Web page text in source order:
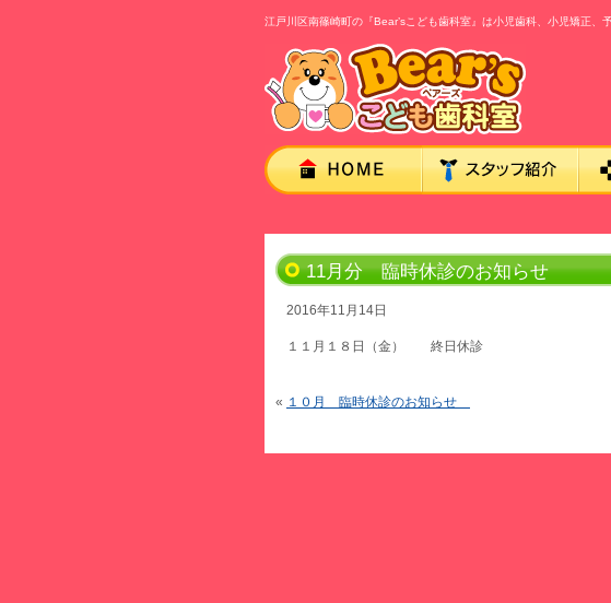
江戸川区南篠崎町の『Bear’sこども歯科室』は小児歯科、小児矯正、
11月分 臨時休診のお知らせ
2016年11月14日
１１月１８日（金） 終日休診
« １０月 臨時休診のお知らせ